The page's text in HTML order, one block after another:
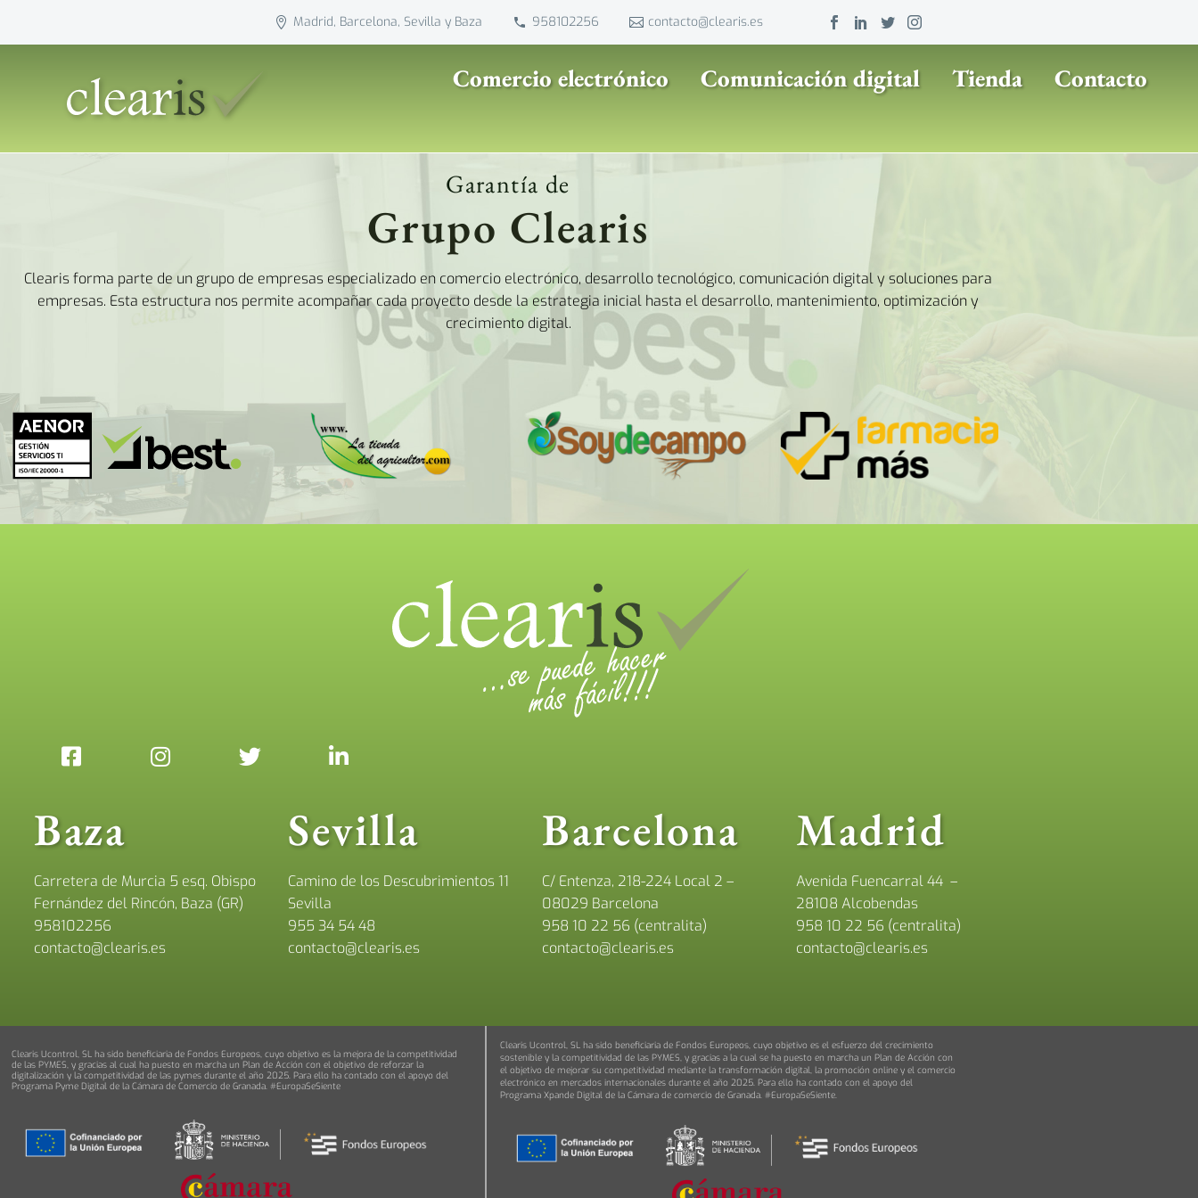
Madrid, Barcelona, Sevilla y Baza 958102256 contacto@clearis.es
Comercio electrónico Comunicación digital Tienda Contacto
Garantía de
Grupo Clearis
Clearis forma parte de un grupo de empresas especializado en comercio electrónico, desarrollo tecnológico, comunicación digital y soluciones para
empresas. Esta estructura nos permite acompañar cada proyecto desde la estrategia inicial hasta el desarrollo, mantenimiento, optimización y
crecimiento digital.
Baza
Carretera de Murcia 5 esq. Obispo
Fernández del Rincón, Baza (GR)
958102256
contacto@clearis.es
Sevilla
Camino de los Descubrimientos 11
Sevilla
955 34 54 48
contacto@clearis.es
Barcelona
C/ Entenza, 218-224 Local 2 –
08029 Barcelona
958 10 22 56 (centralita)
contacto@clearis.es
Madrid
Avenida Fuencarral 44 –
28108 Alcobendas
958 10 22 56 (centralita)
contacto@clearis.es
Clearis Ucontrol, SL ha sido beneficiaria de Fondos Europeos, cuyo objetivo es la mejora de la competitividad
de las PYMES, y gracias al cual ha puesto en marcha un Plan de Acción con el objetivo de reforzar la
digitalización y la competitividad de las pymes durante el año 2025. Para ello ha contado con el apoyo del
Programa Pyme Digital de la Cámara de Comercio de Granada. #EuropaSeSiente
Clearis Ucontrol, SL ha sido beneficiaria de Fondos Europeos, cuyo objetivo es el esfuerzo del crecimiento
sostenible y la competitividad de las PYMES, y gracias a la cual se ha puesto en marcha un Plan de Acción con
el objetivo de mejorar su competitividad mediante la transformación digital, la promoción online y el comercio
electrónico en mercados internacionales durante el año 2025. Para ello ha contado con el apoyo del
Programa Xpande Digital de la Cámara de comercio de Granada. #EuropaSeSiente.